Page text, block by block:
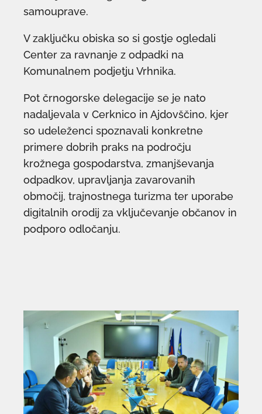
samouprave.
V zaključku obiska so si gostje ogledali
Center za ravnanje z odpadki na
Komunalnem podjetju Vrhnika.
Pot črnogorske delegacije se je nato
nadaljevala v Cerknico in Ajdovščino, kjer
so udeleženci spoznavali konkretne
primere dobrih praks na področju
krožnega gospodarstva, zmanjševanja
odpadkov, upravljanja zavarovanih
območij, trajnostnega turizma ter uporabe
digitalnih orodij za vključevanje občanov in
podporo odločanju.